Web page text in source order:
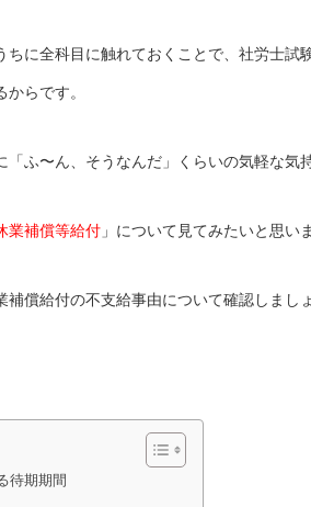
ちに全科目に触れておくことで、社労士試
らです。
「ふ〜ん、そうなんだ」くらいの気軽な気
業補償等給付 」について見てみたいと思い
補償給付の不支給事由について確認しましょ
待期期間